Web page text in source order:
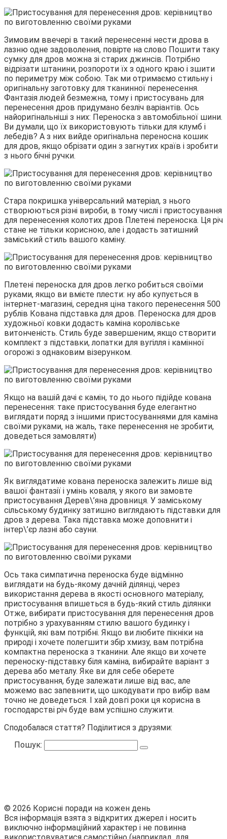
Зимовим ввечері в такий перенесенні нести дрова в
лазню одне задоволення, повірте на слово Пошити таку
сумку для дров можна зі старих джинсів. Потрібно
відрізати штанини, розпороти їх з одного краю і зшити
по периметру між собою. Так ми отримаємо стильну і
оригінальну заготовку для тканинної перенесення.
Фантазія людей безмежна, тому і пристосувань для
перенесення дров придумано безліч варіантів. Ось
найоригінальніші з них: Переноска з автомобільної шини.
Ви думали, що їх використовують тільки для клумб і
лебедів? А з них вийде оригінальна переносна кошик
для дров, якщо обрізати один з загнутих країв і зробити
з нього бічні ручки.
Стара покришка універсальний матеріал, з нього
створюються різні вироби, в тому числі і пристосування
для перенесення колотих дров Плетені переноска. Ця річ
стане не тільки корисною, але і додасть затишний
заміський стиль вашого каміну.
Плетені переноска для дров легко робиться своїми
руками, якщо ви вмієте плести: ну або купується в
інтернет-магазині, середня ціна такого перенесення 500
рублів Кована підставка для дров. Переноска для дров
художньої ковки додасть каміна королівське
витонченість. Стиль буде завершеним, якщо створити
комплект з підставки, лопатки для вугілля і камінної
огорожі з однаковим візерунком.
Якщо на вашій дачі є камін, то до нього підійде кована
перенесення: таке пристосування буде елегантно
виглядати поряд з іншими пристосуваннями для каміна
своїми руками, на жаль, таке перенесення не зробити,
доведеться замовляти)
Як виглядатиме кована переноска залежить лише від
вашої фантазії і умінь коваля, у якого ви замовте
пристосування Дерев\’яна дровниця. У заміському
сільському будинку затишно виглядають підставки для
дров з дерева. Така підставка може доповнити і
інтер\’єр лазні або сауни.
Ось така симпатична переноска буде відмінно
виглядати на будь-якому дачній ділянці, через
використання дерева в якості основного матеріалу,
пристосування впишеться в будь-який стиль ділянки
Отже, вибирати пристосування для перенесення дров
потрібно з урахуванням стилю вашого будинку і
функцій, які вам потрібні. Якщо ви любите пікніки на
природі і хочете полегшити збір хмизу, вам потрібна
компактна переноска з тканини. Але якщо ви хочете
переноску-підставку біля каміна, вибирайте варіант з
дерева або металу. Яке ви для себе оберете
пристосування, буде залежати лише від вас, але
можемо вас запевнити, що шкодувати про вибір вам
точно не доведеться. І хай довгі роки ця корисна в
господарстві річ буде вам успішно служити.
Сподобалася стаття? Поділитися з друзями:
Пошук:
© 2026 Корисні поради на кожен день
Вся інформація взята з відкритих джерел і носить
виключно інформаційний характер і не повинна